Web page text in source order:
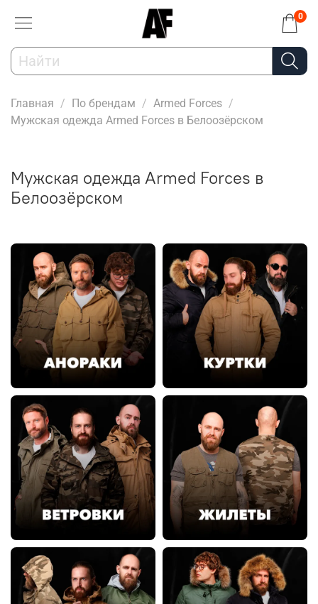
0
Главная По брендам
Armed Forces
Мужская одежда Armed Forces в Белоозёрском
Мужская одежда Armed Forces в
Белоозёрском